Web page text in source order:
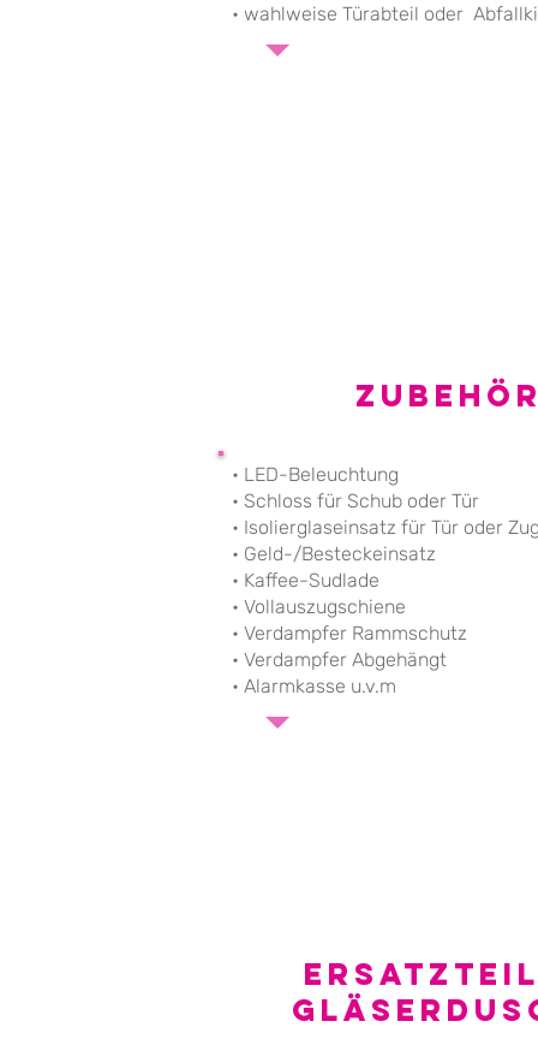
• wahlweise Türabteil oder
Zubehör
• LED-Beleuchtung
• Schloss für Schub oder Tür
• Isolierglaseinsatz für Tür oder
• Geld-/Besteckeinsatz
• Kaffee-Sudlade
• Vollauszugschiene
• Verdampfer Rammschutz
• Verdampfer Abgehängt
• Alarmkasse u.v.m​